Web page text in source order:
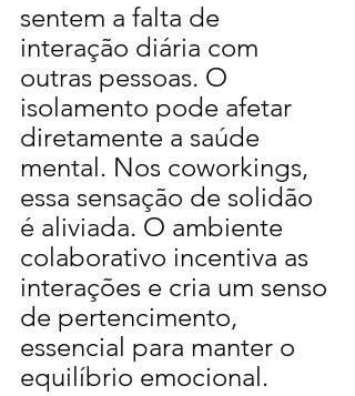
sentem a falta de
interação diária com
outras pessoas. O
isolamento pode afetar
diretamente a saúde
mental. Nos coworkings,
essa sensação de solidão
é aliviada. O ambiente
colaborativo incentiva as
interações e cria um senso
de pertencimento,
essencial para manter o
equilíbrio emocional.